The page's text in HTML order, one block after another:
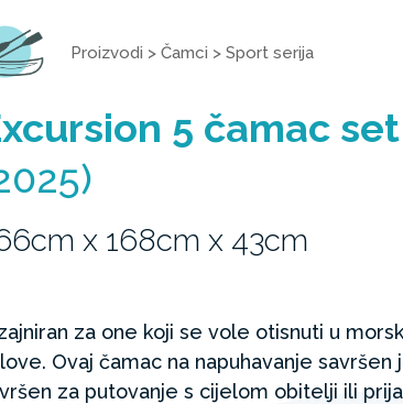
Proizvodi > Čamci > Sport serija
5 čamac set
x 168cm x 43cm
za one koji se vole otisnuti u
Ovaj čamac na napuhavanje savršen
za putovanje s cijelom obitelji ili